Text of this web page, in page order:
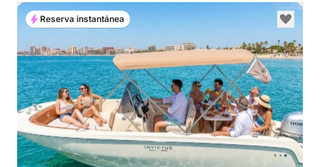
Reserva instantánea